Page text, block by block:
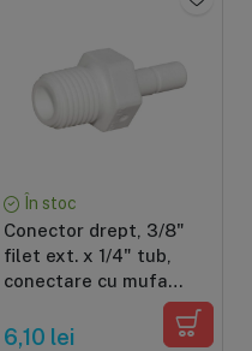
În stoc
Conector drept, 3/8"
filet ext. x 1/4" tub,
conectare cu mufa
rapida pentru furtun de
6 mm
6,10 lei